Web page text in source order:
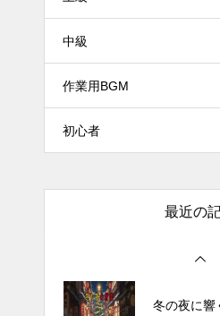
中級
作業用BGM
初心者
最近の
#tiktok
ortsdance
jam #ピア
【転生悪女
で「Black
（中～上級
ほぼ日1フ
冬の夜に響